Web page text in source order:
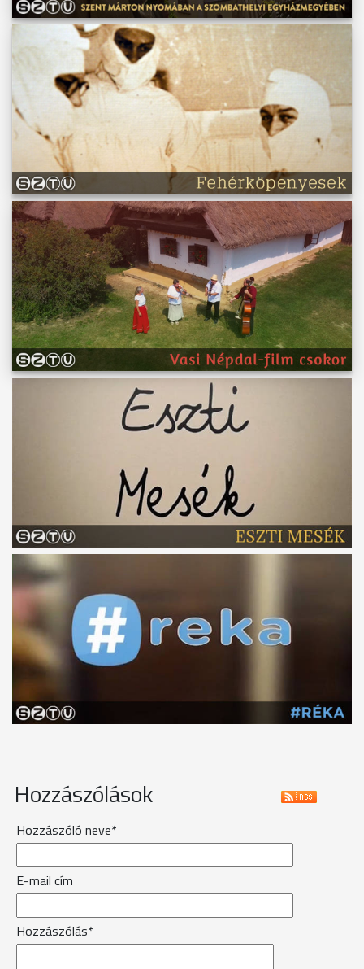
Hozzászólások
Hozzászóló neve*
E-mail cím
Hozzászólás*